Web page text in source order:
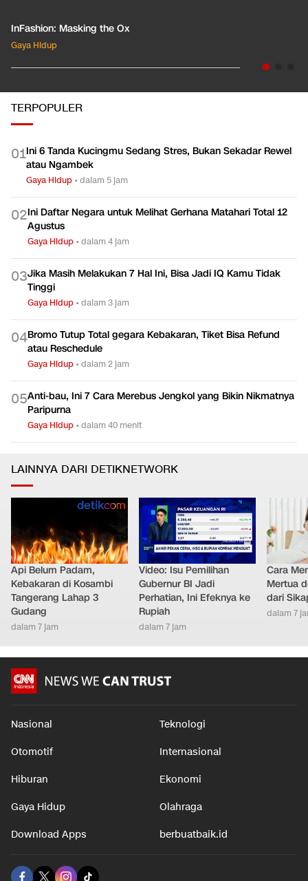
InFashion: Masking the Ox
Gaya Hidup
TERPOPULER
01Ini 6 Tanda Kucingmu Sedang Stres, Bukan Sekadar Rewel
atau Ngambek
Gaya Hidup •dalam 5 jam
02Ini Daftar Negara untuk Melihat Gerhana Matahari Total 12
Agustus
Gaya Hidup •dalam 4 jam
03Jika Masih Melakukan 7 Hal Ini, Bisa Jadi IQ Kamu Tidak
Tinggi
Gaya Hidup •dalam 3 jam
04Bromo Tutup Total gegara Kebakaran, Tiket Bisa Refund
atau Reschedule
Gaya Hidup •dalam 2 jam
05Anti-bau, Ini 7 Cara Merebus Jengkol yang Bikin Nikmatnya
Paripurna
Gaya Hidup •dalam 40 menit
LAINNYA DARI DETIKNETWORK
Api Belum Padam,
Kebakaran di Kosambi
Tangerang Lahap 3
Gudang
dalam 7 jam
Video: Isu Pemilihan
Gubernur BI Jadi
Perhatian, Ini Efeknya ke
Rupiah
dalam 7 jam
Cara
Mertua
dari
dalam 7
Nasional Teknologi
Otomotif Internasional
Hiburan Ekonomi
Gaya Hidup Olahraga
Download Apps berbuatbaik.id